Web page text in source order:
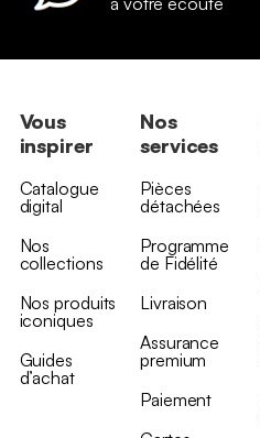
Vous
inspirer
Catalogue
digital
Nos
collections
Nos produits
iconiques
Guides
d’achat
Nos
services
Pièces
détachées
Programme
de Fidélité
Livraison
Assurance
premium
Paiement